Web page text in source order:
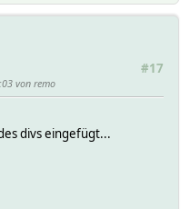
#17
von remo
divs eingefügt...